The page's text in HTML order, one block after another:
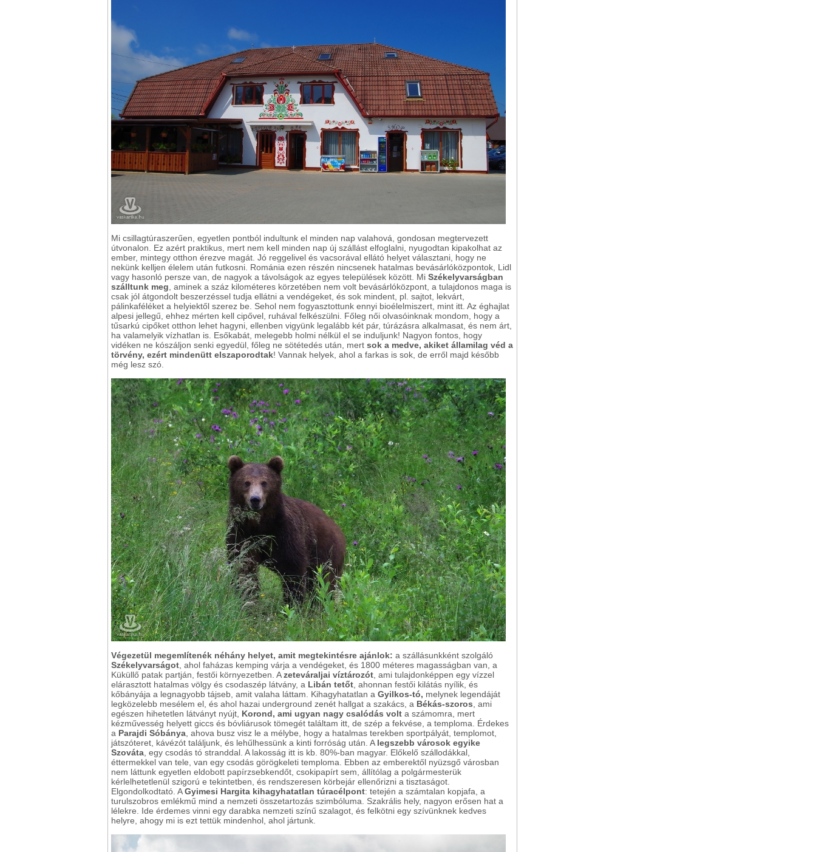
Mi csillagtúraszerűen, egyetlen pontból indultunk el minden nap valahová, gondosan megtervezett
útvonalon. Ez azért praktikus, mert nem kell minden nap új szállást elfoglalni, nyugodtan kipakolhat az
ember, mintegy otthon érezve magát. Jó reggelivel és vacsorával ellátó helyet választani, hogy ne
nekünk kelljen élelem után futkosni. Románia ezen részén nincsenek hatalmas bevásárlóközpontok, Lidl
vagy hasonló persze van, de nagyok a távolságok az egyes települések között. Mi Székelyvarságban
szálltunk meg, aminek a száz kilométeres körzetében nem volt bevásárlóközpont, a tulajdonos maga is
csak jól átgondolt beszerzéssel tudja ellátni a vendégeket, és sok mindent, pl. sajtot, lekvárt,
pálinkaféléket a helyiektől szerez be. Sehol nem fogyasztottunk ennyi bioélelmiszert, mint itt. Az éghajlat
alpesi jellegű, ehhez mérten kell cipővel, ruhával felkészülni. Főleg női olvasóinknak mondom, hogy a
tűsarkú cipőket otthon lehet hagyni, ellenben vigyünk legalább két pár, túrázásra alkalmasat, és nem árt,
ha valamelyik vízhatlan is. Esőkabát, melegebb holmi nélkül el se induljunk! Nagyon fontos, hogy
vidéken ne kószáljon senki egyedül, főleg ne sötétedés után, mert sok a medve, akiket államilag véd a
törvény, ezért mindenütt elszaporodtak! Vannak helyek, ahol a farkas is sok, de erről majd később
még lesz szó.
Végezetül megemlítenék néhány helyet, amit megtekintésre ajánlok: a szállásunkként szolgáló
Székelyvarságot, ahol faházas kemping várja a vendégeket, és 1800 méteres magasságban van, a
Küküllő patak partján, festői környezetben. Azeteváraljai víztározót, ami tulajdonképpen egy vízzel
elárasztott hatalmas völgy és csodaszép látvány, a Libán tetőt, ahonnan festői kilátás nyílik, és
kőbányája a legnagyobb tájseb, amit valaha láttam. Kihagyhatatlan a Gyilkos-tó, melynek legendáját
legközelebb mesélem el, és ahol hazai underground zenét hallgat a szakács, a Békás-szoros, ami
egészen hihetetlen látványt nyújt, Korond, ami ugyan nagy csalódás volt a számomra, mert
kézművesség helyett giccs és bóvliárusok tömegét találtam itt, de szép a fekvése, a temploma. Érdekes
a Parajdi Sóbánya, ahova busz visz le a mélybe, hogy a hatalmas terekben sportpályát, templomot,
játszóteret, kávézót találjunk, és lehűlhessünk a kinti forróság után. A legszebb városok egyike
Szováta, egy csodás tó stranddal. A lakosság itt is kb. 80%-ban magyar. Előkelő szállodákkal,
éttermekkel van tele, van egy csodás görögkeleti temploma. Ebben az emberektől nyüzsgő városban
nem láttunk egyetlen eldobott papírzsebkendőt, csokipapírt sem, állítólag a polgármesterük
kérlelhetetlenül szigorú e tekintetben, és rendszeresen körbejár ellenőrizni a tisztaságot.
Elgondolkodtató. AGyimesi Hargita kihagyhatatlan túracélpont: tetején a számtalan kopjafa, a
turulszobros emlékmű mind a nemzeti összetartozás szimbóluma. Szakrális hely, nagyon erősen hat a
lélekre. Ide érdemes vinni egy darabka nemzeti színű szalagot, és felkötni egy szívünknek kedves
helyre, ahogy mi is ezt tettük mindenhol, ahol jártunk.